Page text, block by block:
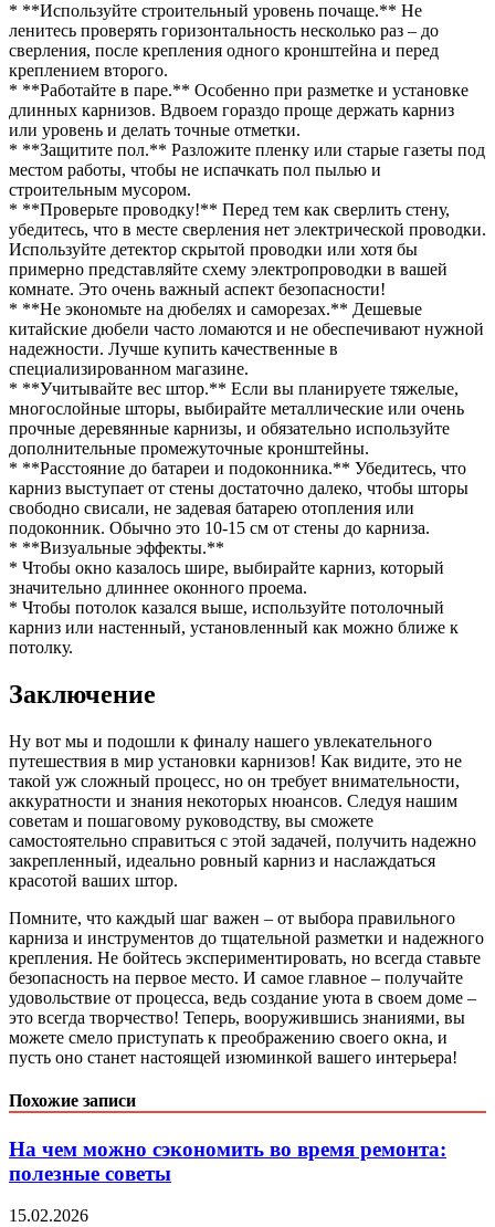
* **Используйте строительный уровень почаще.** Не
ленитесь проверять горизонтальность несколько раз – до
сверления, после крепления одного кронштейна и перед
креплением второго.
* **Работайте в паре.** Особенно при разметке и установке
длинных карнизов. Вдвоем гораздо проще держать карниз
или уровень и делать точные отметки.
* **Защитите пол.** Разложите пленку или старые газеты под
местом работы, чтобы не испачкать пол пылью и
строительным мусором.
* **Проверьте проводку!** Перед тем как сверлить стену,
убедитесь, что в месте сверления нет электрической проводки.
Используйте детектор скрытой проводки или хотя бы
примерно представляйте схему электропроводки в вашей
комнате. Это очень важный аспект безопасности!
* **Не экономьте на дюбелях и саморезах.** Дешевые
китайские дюбели часто ломаются и не обеспечивают нужной
надежности. Лучше купить качественные в
специализированном магазине.
* **Учитывайте вес штор.** Если вы планируете тяжелые,
многослойные шторы, выбирайте металлические или очень
прочные деревянные карнизы, и обязательно используйте
дополнительные промежуточные кронштейны.
* **Расстояние до батареи и подоконника.** Убедитесь, что
карниз выступает от стены достаточно далеко, чтобы шторы
свободно свисали, не задевая батарею отопления или
подоконник. Обычно это 10-15 см от стены до карниза.
* **Визуальные эффекты.**
* Чтобы окно казалось шире, выбирайте карниз, который
значительно длиннее оконного проема.
* Чтобы потолок казался выше, используйте потолочный
карниз или настенный, установленный как можно ближе к
потолку.
Заключение
Ну вот мы и подошли к финалу нашего увлекательного
путешествия в мир установки карнизов! Как видите, это не
такой уж сложный процесс, но он требует внимательности,
аккуратности и знания некоторых нюансов. Следуя нашим
советам и пошаговому руководству, вы сможете
самостоятельно справиться с этой задачей, получить надежно
закрепленный, идеально ровный карниз и наслаждаться
красотой ваших штор.
Помните, что каждый шаг важен – от выбора правильного
карниза и инструментов до тщательной разметки и надежного
крепления. Не бойтесь экспериментировать, но всегда ставьте
безопасность на первое место. И самое главное – получайте
удовольствие от процесса, ведь создание уюта в своем доме –
это всегда творчество! Теперь, вооружившись знаниями, вы
можете смело приступать к преображению своего окна, и
пусть оно станет настоящей изюминкой вашего интерьера!
Похожие записи
На чем можно сэкономить во время ремонта:
полезные советы
15.02.2026